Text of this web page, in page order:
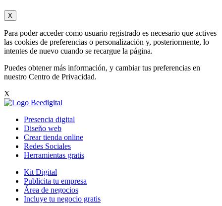
X
Para poder acceder como usuario registrado es necesario que actives
las cookies de preferencias o personalización y, posteriormente, lo
intentes de nuevo cuando se recargue la página.
Puedes obtener más información, y cambiar tus preferencias en
nuestro Centro de Privacidad.
X
Presencia digital
Diseño web
Crear tienda online
Redes Sociales
Herramientas gratis
Kit Digital
Publicita tu empresa
Área de negocios
Incluye tu negocio gratis